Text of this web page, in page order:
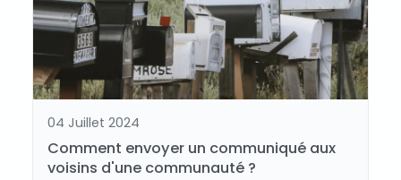
04 Juillet 2024
Comment envoyer un communiqué aux
voisins d'une communauté ?